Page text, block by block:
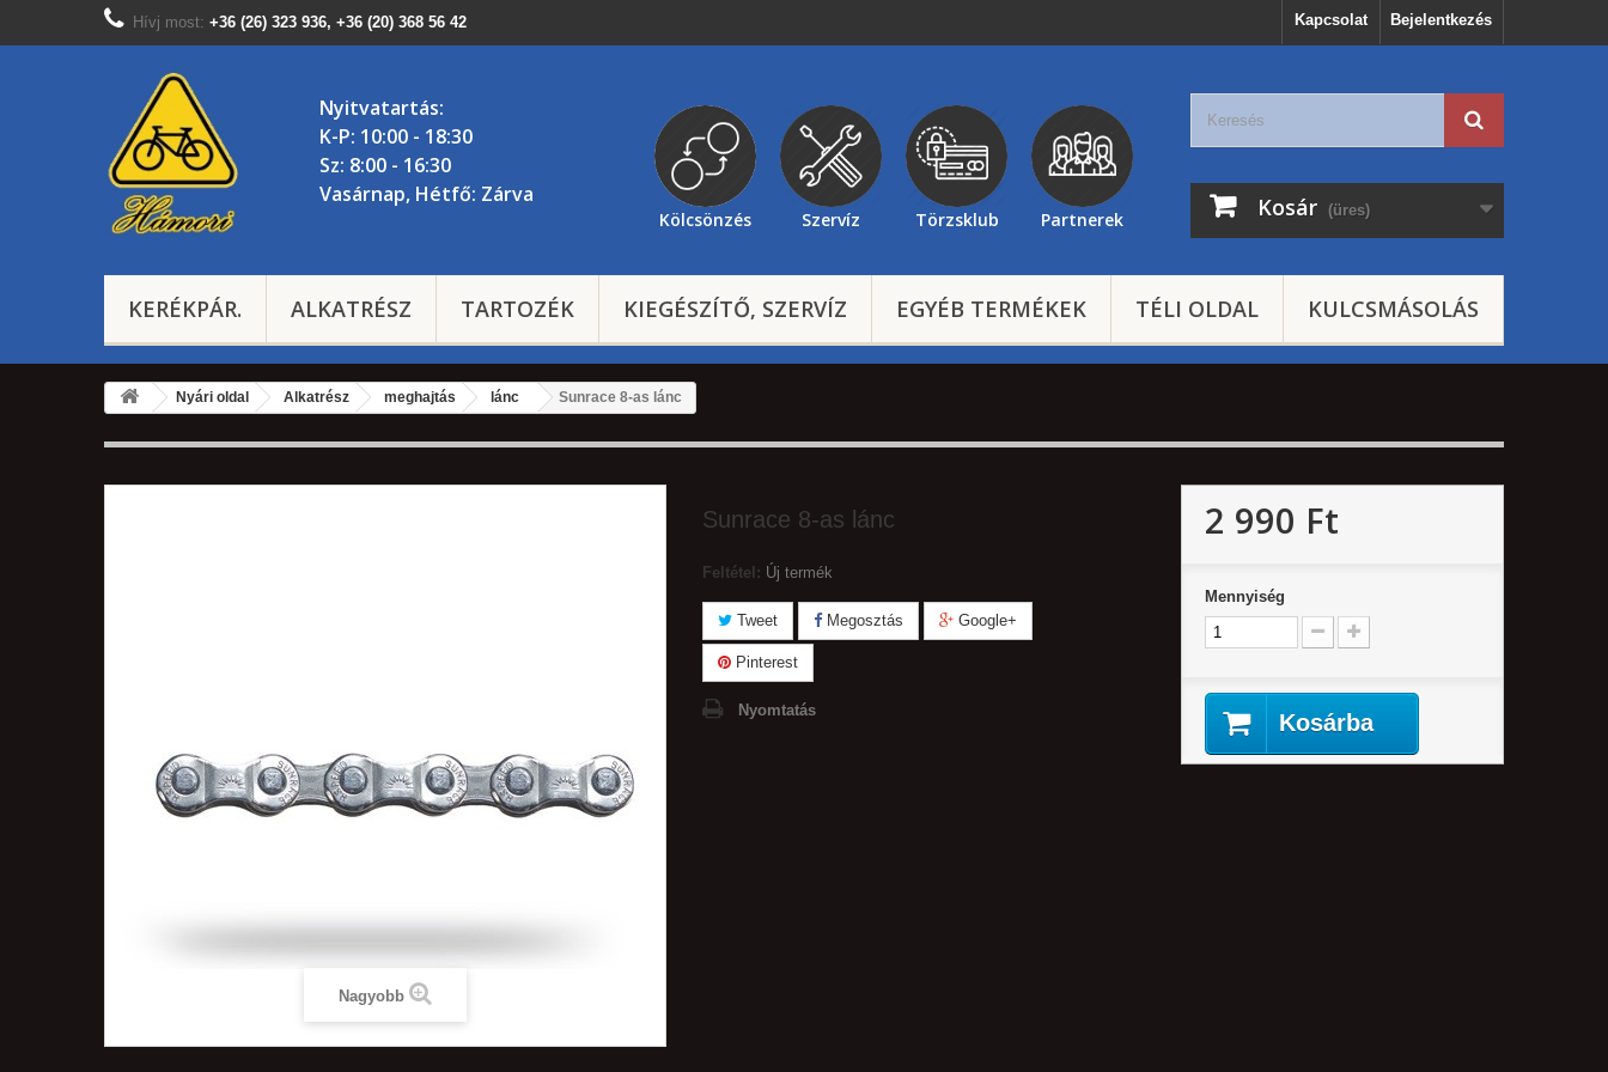
Bejelentkezés
Kapcsolat
Hívj most: +36 (26) 323 936, +36 (20) 368 56 42
Nyitvatartás:
K-P: 10:00 - 18:30
Sz: 8:00 - 16:30
Vasárnap, Hétfő: Zárva
Kölcsönzés Szervíz Törzsklub Partnerek Kosár (üres)
KERÉKPÁR. ALKATRÉSZ TARTOZÉK KIEGÉSZÍTŐ, SZERVÍZ EGYÉB TERMÉKEK TÉLI OLDAL KULCSMÁSOLÁS
Nyári oldal Alkatrész meghajtás lánc Sunrace 8-as lánc
Nagyobb
Sunrace 8-as lánc
Feltétel: Új termék
Tweet Megosztás Google+
Pinterest
Nyomtatás
2 990 Ft‎
Mennyiség
Kosárba